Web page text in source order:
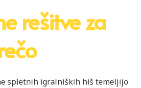
rešitve za
spletnih igralniških hiš temeljijo